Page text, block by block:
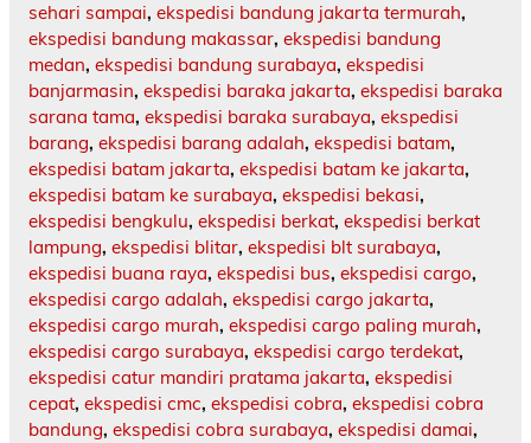
sehari sampai, ekspedisi bandung jakarta termurah,
ekspedisi bandung makassar, ekspedisi bandung
medan, ekspedisi bandung surabaya, ekspedisi
banjarmasin, ekspedisi baraka jakarta, ekspedisi baraka
sarana tama, ekspedisi baraka surabaya, ekspedisi
barang, ekspedisi barang adalah, ekspedisi batam,
ekspedisi batam jakarta, ekspedisi batam ke jakarta,
ekspedisi batam ke surabaya, ekspedisi bekasi,
ekspedisi bengkulu, ekspedisi berkat, ekspedisi berkat
lampung, ekspedisi blitar, ekspedisi blt surabaya,
ekspedisi buana raya, ekspedisi bus, ekspedisi cargo,
ekspedisi cargo adalah, ekspedisi cargo jakarta,
ekspedisi cargo murah, ekspedisi cargo paling murah,
ekspedisi cargo surabaya, ekspedisi cargo terdekat,
ekspedisi catur mandiri pratama jakarta, ekspedisi
cepat, ekspedisi cmc, ekspedisi cobra, ekspedisi cobra
bandung, ekspedisi cobra surabaya, ekspedisi damai,